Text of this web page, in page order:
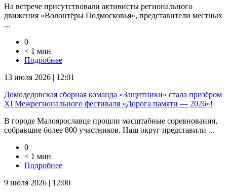
На встрече присутствовали активисты регионального
движения «Волонтёры Подмосковья», представители местных
...
0
< 1 мин
Подробнее
13 июля 2026 | 12:01
Домодедовская сборная команда «Защитники» стала призёром
XI Межрегионального фестиваля «Дорога памяти — 2026»!
В городе Малоярославце прошли масштабные соревнования,
собравшие более 800 участников. Наш округ представили ...
0
< 1 мин
Подробнее
9 июля 2026 | 12:00